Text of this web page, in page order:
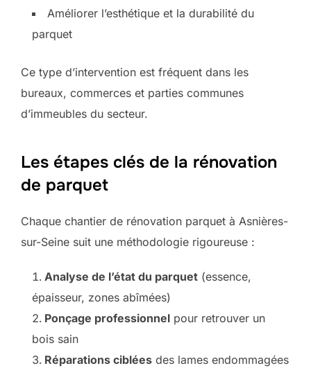
Améliorer l’esthétique et la durabilité du
parquet
Ce type d’intervention est fréquent dans les
bureaux, commerces et parties communes
d’immeubles du secteur.
Les étapes clés de la rénovation
de parquet
Chaque chantier de rénovation parquet à Asnières-
sur-Seine suit une méthodologie rigoureuse :
Analyse de l’état du parquet (essence,
épaisseur, zones abîmées)
Ponçage professionnel pour retrouver un
bois sain
Réparations ciblées des lames endommagées